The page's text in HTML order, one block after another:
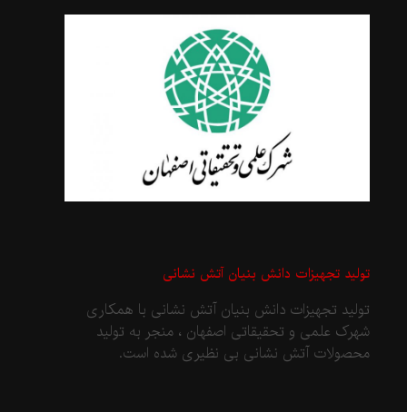
تولید تجهیزات دانش بنیان آتش نشانی
تولید تجهیزات دانش بنیان آتش نشانی با همکاری
شهرک علمی و تحقیقاتی اصفهان ، منجر به تولید
محصولات آتش نشانی بی نظیری شده است.